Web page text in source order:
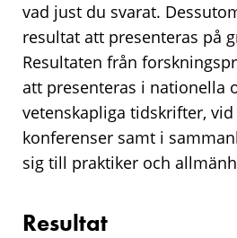
vad just du svarat.
resultat att presenteras på
Resultaten från
att presenteras i nationella
vetenskapliga tidskrifter,
konferenser samt i
sig till praktiker och
Resultat